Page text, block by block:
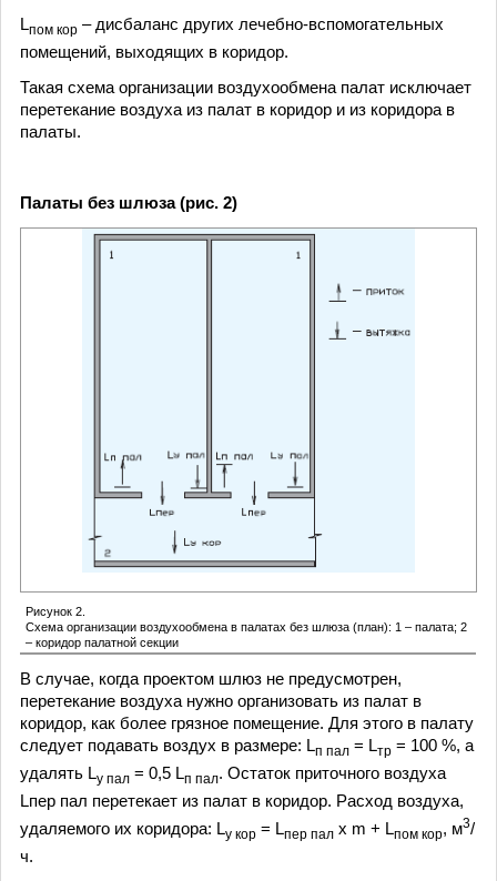
Lпом кор – дисбаланс других лечебно-вспомогательных
помещений, выходящих в коридор.
Такая схема организации воздухообмена палат исключает
перетекание воздуха из палат в коридор и из коридора в
палаты.
Палаты без шлюза (рис. 2)
Рисунок 2.
Схема организации воздухообмена в палатах без шлюза (план): 1 – палата; 2
– коридор палатной секции
В случае, когда проектом шлюз не предусмотрен,
перетекание воздуха нужно организовать из палат в
коридор, как более грязное помещение. Для этого в палату
следует подавать воздух в размере: Lп пал = Lтр = 100 %, а
удалять Lу пал = 0,5 Lп пал. Остаток приточного воздуха
Lпер пал перетекает из палат в коридор. Расход воздуха,
удаляемого их коридора: Lу кор = Lпер пал х m + Lпом кор, м3/
ч.